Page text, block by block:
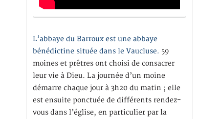
L’abbaye du Barroux est une abbaye
bénédictine située dans le Vaucluse. 59
moines et prêtres ont choisi de consacrer
leur vie à Dieu. La journée d’un moine
démarre chaque jour à 3h20 du matin ; elle
est ensuite ponctuée de différents rendez-
vous dans l’église, en particulier par la